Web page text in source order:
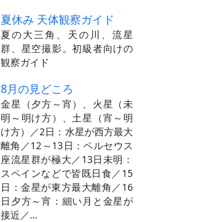
夏休み 天体観察ガイド
夏の大三角、天の川、流星
群、星空撮影。初級者向けの
観察ガイド
8月の見どころ
金星（夕方～宵）、火星（未
明～明け方）、土星（宵～明
け方）／2日：水星が西方最大
離角／12～13日：ペルセウス
座流星群が極大／13日未明：
スペインなどで皆既日食／15
日：金星が東方最大離角／16
日夕方～宵：細い月と金星が
接近／…